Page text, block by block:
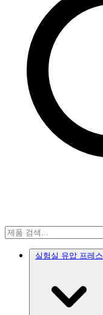
실험실 유압 프레스